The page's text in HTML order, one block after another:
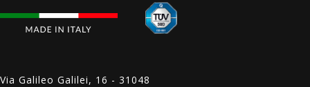
Via Galileo Galilei, 16 - 31048